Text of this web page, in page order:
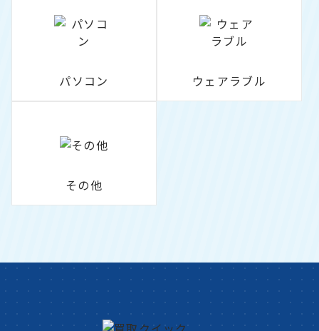
パソコン ウェアラブル
その他